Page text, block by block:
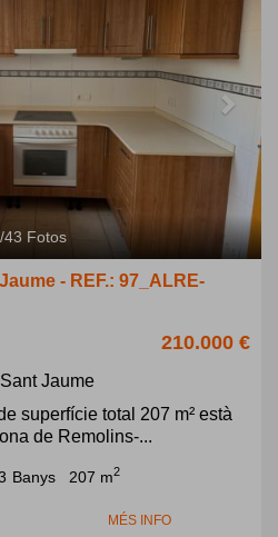
/43 Fotos
- REF.: 97_ALRE-
210.000 €
Jaume
superfície total 207 m² està
de Remolins-...
Banys 207 m2
MÉS INFO